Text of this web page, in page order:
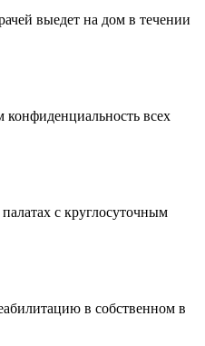
выедет на дом в течении
конфиденциальность всех
с круглосуточным
в собственном в